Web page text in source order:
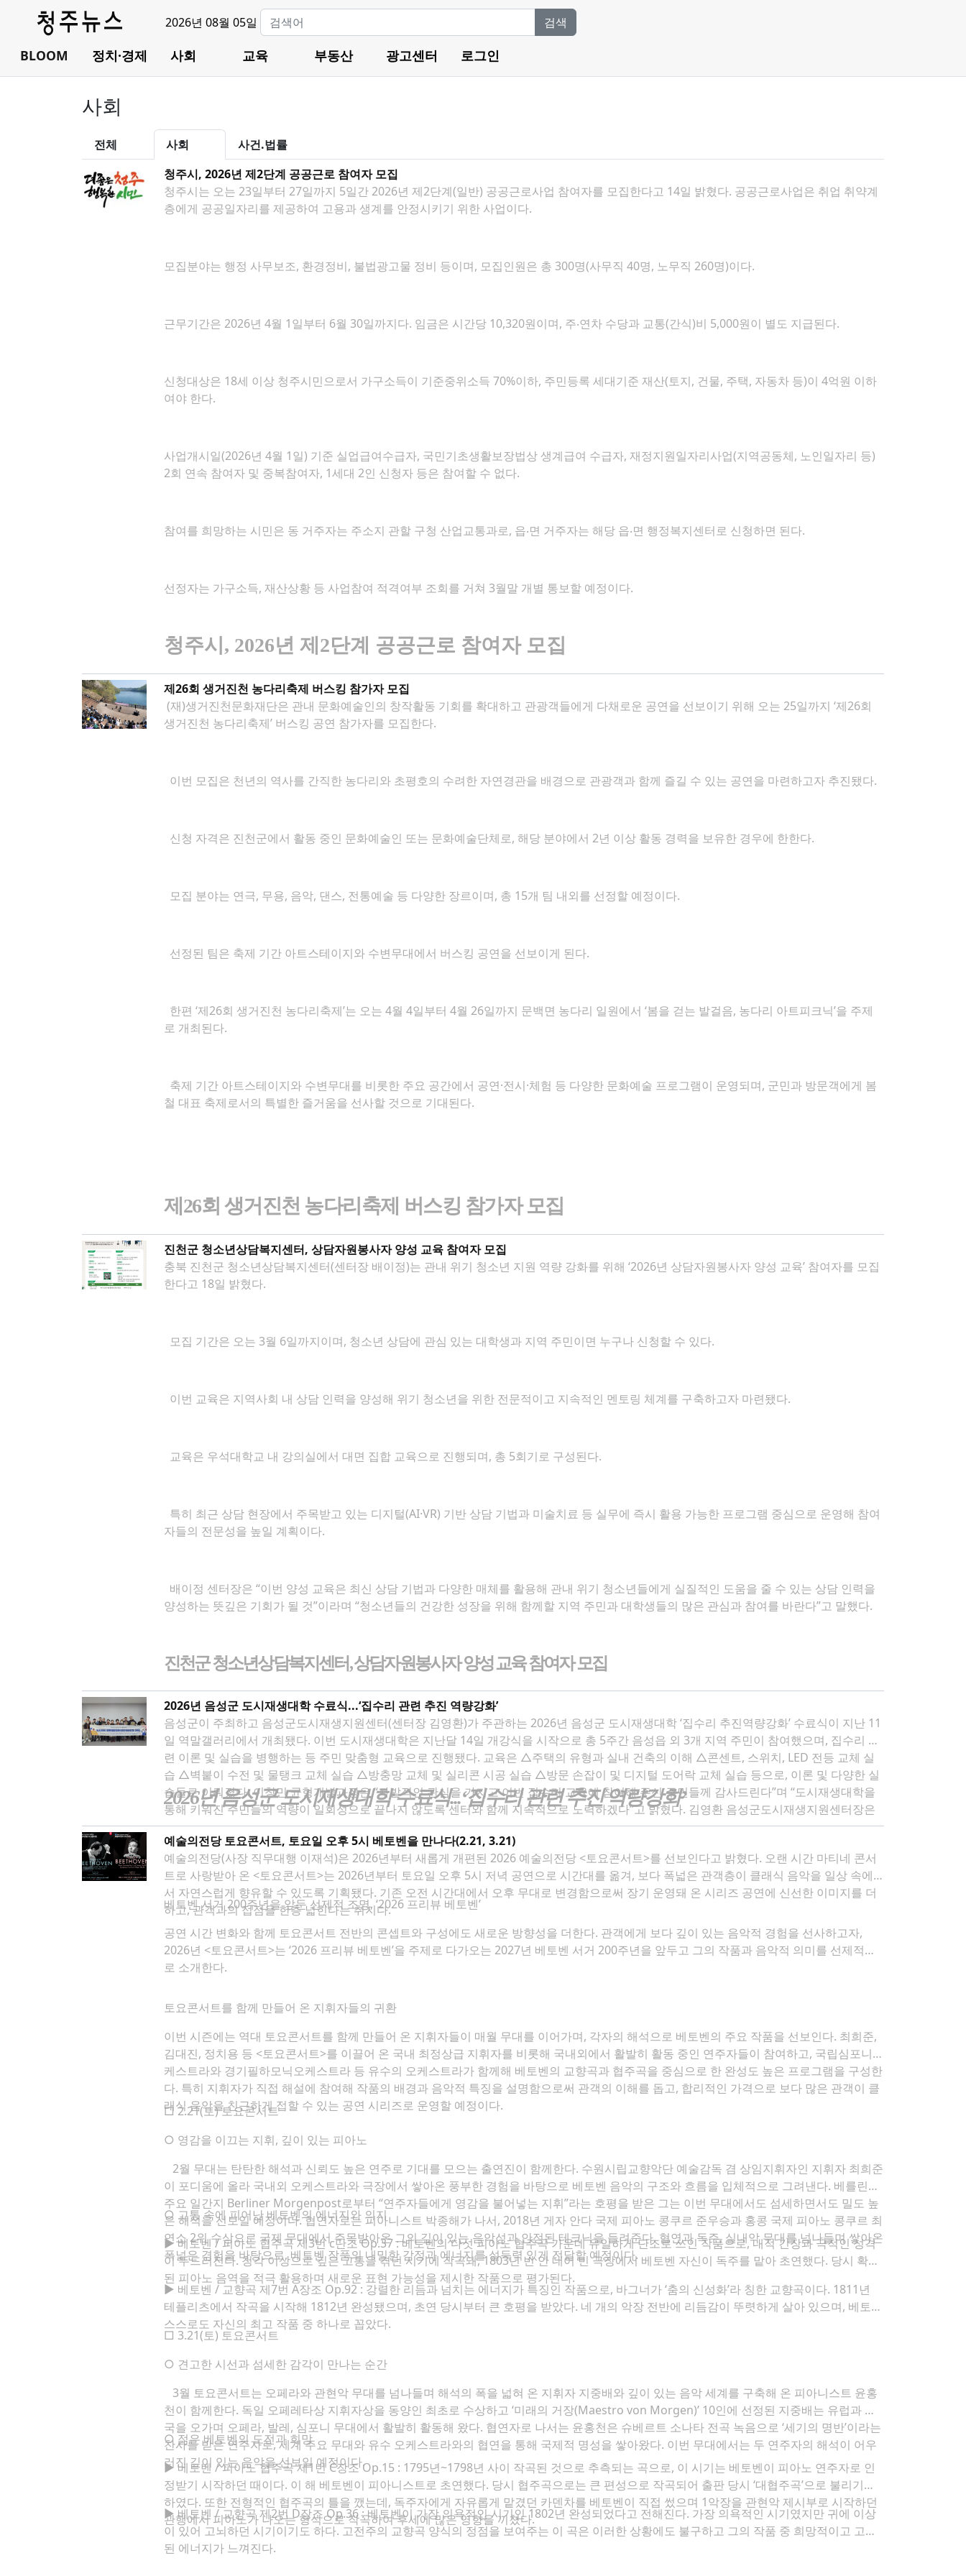
2026년 08월 05일 검색
BLOOM 정치·경제 사회 교육 부동산 광고센터 로그인
사회
전체 사회
사건.법률
청주시, 2026년 제2단계 공공근로 참여자 모집
청주시는 오는 23일부터 27일까지 5일간 2026년 제2단계(일반) 공공근로사업 참여자를 모집한다고 14일 밝혔다. 공공근로사업은 취업 취약계
층에게 공공일자리를 제공하여 고용과 생계를 안정시키기 위한 사업이다.
모집분야는 행정 사무보조, 환경정비, 불법광고물 정비 등이며, 모집인원은 총 300명(사무직 40명, 노무직 260명)이다.
근무기간은 2026년 4월 1일부터 6월 30일까지다. 임금은 시간당 10,320원이며, 주‧연차 수당과 교통(간식)비 5,000원이 별도 지급된다.
신청대상은 18세 이상 청주시민으로서 가구소득이 기준중위소득 70%이하, 주민등록 세대기준 재산(토지, 건물, 주택, 자동차 등)이 4억원 이하
여야 한다.
사업개시일(2026년 4월 1일) 기준 실업급여수급자, 국민기초생활보장법상 생계급여 수급자, 재정지원일자리사업(지역공동체, 노인일자리 등)
2회 연속 참여자 및 중복참여자, 1세대 2인 신청자 등은 참여할 수 없다.
참여를 희망하는 시민은 동 거주자는 주소지 관할 구청 산업교통과로, 읍‧면 거주자는 해당 읍‧면 행정복지센터로 신청하면 된다.
선정자는 가구소득, 재산상황 등 사업참여 적격여부 조회를 거쳐 3월말 개별 통보할 예정이다.
청주시 , 2026년 제 2단계 공공근로 참여자 모집
제26회 생거진천 농다리축제 버스킹 참가자 모집
(재)생거진천문화재단은 관내 문화예술인의 창작활동 기회를 확대하고 관광객들에게 다채로운 공연을 선보이기 위해 오는 25일까지 ‘제26회
생거진천 농다리축제’ 버스킹 공연 참가자를 모집한다.
이번 모집은 천년의 역사를 간직한 농다리와 초평호의 수려한 자연경관을 배경으로 관광객과 함께 즐길 수 있는 공연을 마련하고자 추진됐다.
신청 자격은 진천군에서 활동 중인 문화예술인 또는 문화예술단체로, 해당 분야에서 2년 이상 활동 경력을 보유한 경우에 한한다.
모집 분야는 연극, 무용, 음악, 댄스, 전통예술 등 다양한 장르이며, 총 15개 팀 내외를 선정할 예정이다.
선정된 팀은 축제 기간 아트스테이지와 수변무대에서 버스킹 공연을 선보이게 된다.
한편 ‘제26회 생거진천 농다리축제’는 오는 4월 4일부터 4월 26일까지 문백면 농다리 일원에서 ‘봄을 걷는 발걸음, 농다리 아트피크닉’을 주제
로 개최된다.
축제 기간 아트스테이지와 수변무대를 비롯한 주요 공간에서 공연·전시·체험 등 다양한 문화예술 프로그램이 운영되며, 군민과 방문객에게 봄
철 대표 축제로서의 특별한 즐거움을 선사할 것으로 기대된다.
제 26회 생거진천 농다리축제 버스킹 참가자 모집
진천군 청소년상담복지센터, 상담자원봉사자 양성 교육 참여자 모집
충북 진천군 청소년상담복지센터(센터장 배이정)는 관내 위기 청소년 지원 역량 강화를 위해 ‘2026년 상담자원봉사자 양성 교육’ 참여자를 모집
한다고 18일 밝혔다.
모집 기간은 오는 3월 6일까지이며, 청소년 상담에 관심 있는 대학생과 지역 주민이면 누구나 신청할 수 있다.
이번 교육은 지역사회 내 상담 인력을 양성해 위기 청소년을 위한 전문적이고 지속적인 멘토링 체계를 구축하고자 마련됐다.
교육은 우석대학교 내 강의실에서 대면 집합 교육으로 진행되며, 총 5회기로 구성된다.
특히 최근 상담 현장에서 주목받고 있는 디지털(AI·VR) 기반 상담 기법과 미술치료 등 실무에 즉시 활용 가능한 프로그램 중심으로 운영해 참여
자들의 전문성을 높일 계획이다.
배이정 센터장은 “이번 양성 교육은 최신 상담 기법과 다양한 매체를 활용해 관내 위기 청소년들에게 실질적인 도움을 줄 수 있는 상담 인력을
양성하는 뜻깊은 기회가 될 것”이라며 “청소년들의 건강한 성장을 위해 함께할 지역 주민과 대학생들의 많은 관심과 참여를 바란다”고 말했다.
진천군 청소년상담복지센터,상담자원봉사자 양성 교육 참여자 모집
2026년 음성군 도시재생대학 수료식...‘집수리 관련 추진 역량강화’
음성군이 주최하고 음성군도시재생지원센터(센터장 김영환)가 주관하는 2026년 음성군 도시재생대학 ‘집수리 추진역량강화’ 수료식이 지난 11
일 역말갤러리에서 개최됐다. 이번 도시재생대학은 지난달 14일 개강식을 시작으로 총 5주간 음성읍 외 3개 지역 주민이 참여했으며, 집수리 관
련 이론 및 실습을 병행하는 등 주민 맞춤형 교육으로 진행됐다. 교육은 △주택의 유형과 실내 건축의 이해 △콘센트, 스위치, LED 전등 교체 실
습 △벽붙이 수전 및 물탱크 교체 실습 △방충망 교체 및 실리콘 시공 실습 △방문 손잡이 및 디지털 도어락 교체 실습 등으로, 이론 및 다양한 실
습들로 이뤄졌다. 이창민 균형개발과장은 “자발적인 관심을 가지고 이번 집수리 교육에 참여해 주신 주민들께 감사드린다”며 “도시재생대학을
통해 키워진 주민들의 역량이 일회성으로 끝나지 않도록 센터와 함께 지속적으로 노력하겠다”고 밝혔다. 김영환 음성군도시재생지원센터장은
“앞으로도 주민들이 생활 속에서 체감할 수 있는 실용적인 역량 교육 추진을 위해 군과 함께 적극 지원하겠다”고 말했다.
2026년 음성군 도시재생대학 수료식...‘집수리 관련 추진 역량강화’
예술의전당 토요콘서트, 토요일 오후 5시 베토벤을 만나다(2.21, 3.21)
예술의전당(사장 직무대행 이재석)은 2026년부터 새롭게 개편된 2026 예술의전당 <토요콘서트>를 선보인다고 밝혔다. 오랜 시간 마티네 콘서
트로 사랑받아 온 <토요콘서트>는 2026년부터 토요일 오후 5시 저녁 공연으로 시간대를 옮겨, 보다 폭넓은 관객층이 클래식 음악을 일상 속에
서 자연스럽게 향유할 수 있도록 기획됐다. 기존 오전 시간대에서 오후 무대로 변경함으로써 장기 운영돼 온 시리즈 공연에 신선한 이미지를 더
하고, 관객과의 접점을 한층 넓힌다는 취지다.
베토벤 서거 200주년을 앞둔 선제적 조명, ‘2026 프리뷰 베토벤’
공연 시간 변화와 함께 토요콘서트 전반의 콘셉트와 구성에도 새로운 방향성을 더한다. 관객에게 보다 깊이 있는 음악적 경험을 선사하고자,
2026년 <토요콘서트>는 ‘2026 프리뷰 베토벤’을 주제로 다가오는 2027년 베토벤 서거 200주년을 앞두고 그의 작품과 음악적 의미를 선제적으
로 소개한다.
토요콘서트를 함께 만들어 온 지휘자들의 귀환
이번 시즌에는 역대 토요콘서트를 함께 만들어 온 지휘자들이 매월 무대를 이어가며, 각자의 해석으로 베토벤의 주요 작품을 선보인다. 최희준,
김대진, 정치용 등 <토요콘서트>를 이끌어 온 국내 최정상급 지휘자를 비롯해 국내외에서 활발히 활동 중인 연주자들이 참여하고, 국립심포니오
케스트라와 경기필하모닉오케스트라 등 유수의 오케스트라가 함께해 베토벤의 교향곡과 협주곡을 중심으로 한 완성도 높은 프로그램을 구성한
다. 특히 지휘자가 직접 해설에 참여해 작품의 배경과 음악적 특징을 설명함으로써 관객의 이해를 돕고, 합리적인 가격으로 보다 많은 관객이 클
래식 음악을 친근하게 접할 수 있는 공연 시리즈로 운영할 예정이다.
□ 2.21(토) 토요콘서트
○ 영감을 이끄는 지휘, 깊이 있는 피아노
2월 무대는 탄탄한 해석과 신뢰도 높은 연주로 기대를 모으는 출연진이 함께한다. 수원시립교향악단 예술감독 겸 상임지휘자인 지휘자 최희준
이 포디움에 올라 국내외 오케스트라와 극장에서 쌓아온 풍부한 경험을 바탕으로 베토벤 음악의 구조와 흐름을 입체적으로 그려낸다. 베를린의
주요 일간지 Berliner Morgenpost로부터 “연주자들에게 영감을 불어넣는 지휘”라는 호평을 받은 그는 이번 무대에서도 섬세하면서도 밀도 높
은 해석을 선보일 예정이다. 협연자로는 피아니스트 박종해가 나서, 2018년 게자 안다 국제 피아노 콩쿠르 준우승과 홍콩 국제 피아노 콩쿠르 최
연소 2위 수상으로 국제 무대에서 주목받아온 그의 깊이 있는 음악성과 안정된 테크닉을 들려준다. 협연과 독주, 실내악 무대를 넘나들며 쌓아온
폭넓은 경험을 바탕으로, 베토벤 작품의 내밀한 감정과 에너지를 설득력 있게 전달할 예정이다.
○ 고통 속에 피어난 베토벤의 에너지와 의지
▶ 베토벤 / 피아노 협주곡 제3번 c단조 Op.37 : 베토벤의 다섯 피아노 협주곡 가운데 유일하게 단조로 쓰인 작품으로, 내적 긴장과 극적인 성격
이 두드러진다. 청각 이상으로 깊은 고통을 겪던 시기에 작곡돼, 1803년 빈 안 데어 빈 극장에서 베토벤 자신이 독주를 맡아 초연했다. 당시 확장
된 피아노 음역을 적극 활용하며 새로운 표현 가능성을 제시한 작품으로 평가된다.
▶ 베토벤 / 교향곡 제7번 A장조 Op.92 : 강렬한 리듬과 넘치는 에너지가 특징인 작품으로, 바그너가 ‘춤의 신성화’라 칭한 교향곡이다. 1811년
테플리츠에서 작곡을 시작해 1812년 완성됐으며, 초연 당시부터 큰 호평을 받았다. 네 개의 악장 전반에 리듬감이 뚜렷하게 살아 있으며, 베토벤
스스로도 자신의 최고 작품 중 하나로 꼽았다.
□ 3.21(토) 토요콘서트
○ 견고한 시선과 섬세한 감각이 만나는 순간
3월 토요콘서트는 오페라와 관현악 무대를 넘나들며 해석의 폭을 넓혀 온 지휘자 지중배와 깊이 있는 음악 세계를 구축해 온 피아니스트 윤홍
천이 함께한다. 독일 오페레타상 지휘자상을 동양인 최초로 수상하고 ‘미래의 거장(Maestro von Morgen)’ 10인에 선정된 지중배는 유럽과 한
국을 오가며 오페라, 발레, 심포니 무대에서 활발히 활동해 왔다. 협연자로 나서는 윤홍천은 슈베르트 소나타 전곡 녹음으로 ‘세기의 명반’이라는
찬사를 받은 연주자로, 세계 주요 무대와 유수 오케스트라와의 협연을 통해 국제적 명성을 쌓아왔다. 이번 무대에서는 두 연주자의 해석이 어우
러진 깊이 있는 음악을 선보일 예정이다.
○ 젊은 베토벤의 도전과 희망
▶ 베토벤 / 피아노 협주곡 제1번 C장조 Op.15 : 1795년~1798년 사이 작곡된 것으로 추측되는 곡으로, 이 시기는 베토벤이 피아노 연주자로 인
정받기 시작하던 때이다. 이 해 베토벤이 피아니스트로 초연했다. 당시 협주곡으로는 큰 편성으로 작곡되어 출판 당시 ‘대협주곡’으로 불리기도
하였다. 또한 전형적인 협주곡의 틀을 깼는데, 독주자에게 자유롭게 맡겼던 카덴차를 베토벤이 직접 썼으며 1악장을 관현악 제시부로 시작하던
관행에서 피아노가 나오는 형식으로 작곡하여 후세에 많은 영향을 끼쳤다.
▶ 베토벤 / 교향곡 제2번 D장조 Op.36 : 베토벤이 가장 의욕적인 시기인 1802년 완성되었다고 전해진다. 가장 의욕적인 시기였지만 귀에 이상
이 있어 고뇌하던 시기이기도 하다. 고전주의 교향곡 양식의 정점을 보여주는 이 곡은 이러한 상황에도 불구하고 그의 작품 중 희망적이고 고양
된 에너지가 느껴진다.